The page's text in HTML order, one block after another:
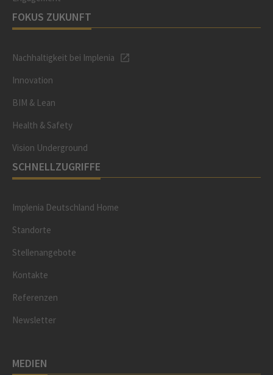
FOKUS ZUKUNFT
Nachhaltigkeit bei Implenia
Innovation
BIM & Lean
Health & Safety
Vision Underground
SCHNELLZUGRIFFE
Implenia Deutschland Home
Standorte
Stellenangebote
Kontakte
Referenzen
Newsletter
MEDIEN